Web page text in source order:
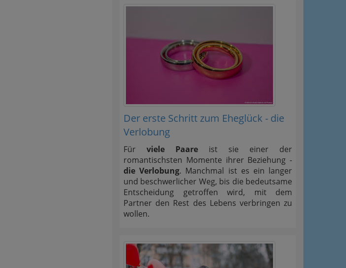
Der erste Schritt zum Eheglück - die
Verlobung
Für viele Paare ist sie einer der
romantischsten Momente ihrer Beziehung -
die Verlobung. Manchmal ist es ein langer
und beschwerlicher Weg, bis die bedeutsame
Entscheidung getroffen wird, mit dem
Partner den Rest des Lebens verbringen zu
wollen.